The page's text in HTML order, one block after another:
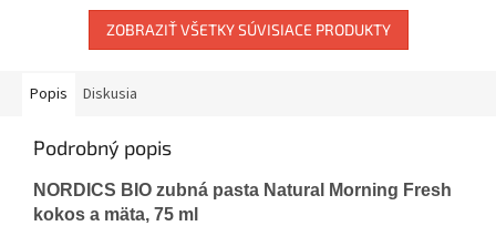
ZOBRAZIŤ VŠETKY SÚVISIACE PRODUKTY
Popis Diskusia
Podrobný popis
NORDICS BIO zubná pasta Natural Morning Fresh
kokos a mäta, 75 ml